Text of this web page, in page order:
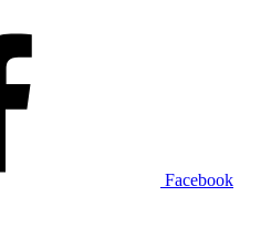
Facebook